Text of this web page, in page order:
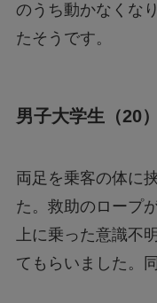
のうち動かなくな
たそうです。
男子大学生（20）
両足を乗客の体に
た。救助のロープ
上に乗った意識不
てもらいました。